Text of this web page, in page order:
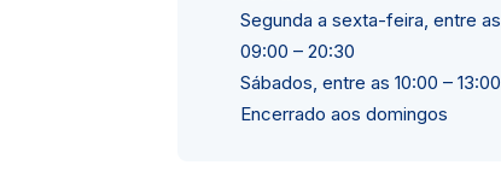
Segunda a sexta-feira, entre as
09:00 – 20:30
Sábados, entre as 10:00 – 13:00
Encerrado aos domingos